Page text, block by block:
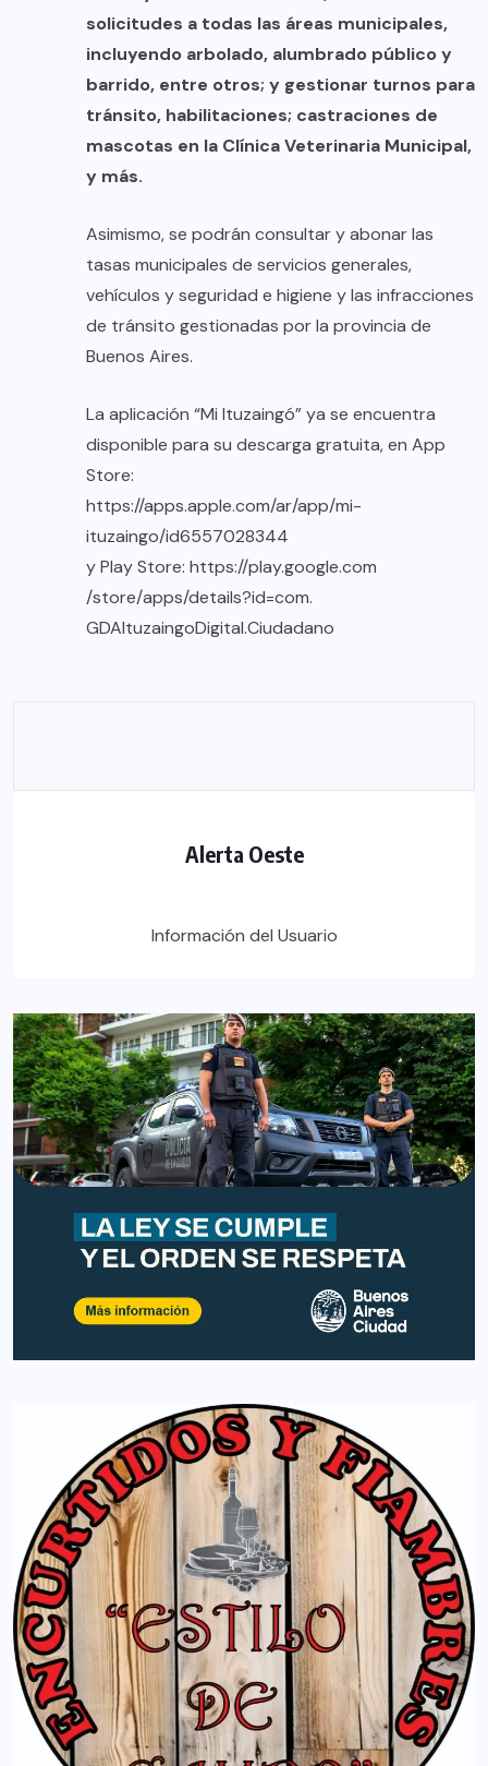
solicitudes a todas las áreas municipales,
incluyendo arbolado, alumbrado público y
barrido, entre otros; y gestionar turnos para
tránsito, habilitaciones; castraciones de
mascotas en la Clínica Veterinaria Municipal,
y más.
Asimismo, se podrán consultar y abonar las
tasas municipales de servicios generales,
vehículos y seguridad e higiene y las infracciones
de tránsito gestionadas por la provincia de
Buenos Aires.
La aplicación “Mi Ituzaingó” ya se encuentra
disponible para su descarga gratuita, en App
Store:
https://apps.apple.com/ar/app/mi-
ituzaingo/id6557028344
y Play Store: https://play.google.com
/store/apps/details?id=com.
GDAItuzaingoDigital.Ciudadano
Alerta Oeste
Información del Usuario